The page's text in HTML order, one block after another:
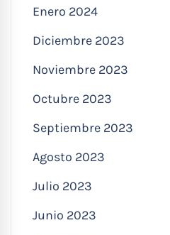
Enero 2024
Diciembre 2023
Noviembre 2023
Octubre 2023
Septiembre 2023
Agosto 2023
Julio 2023
Junio 2023